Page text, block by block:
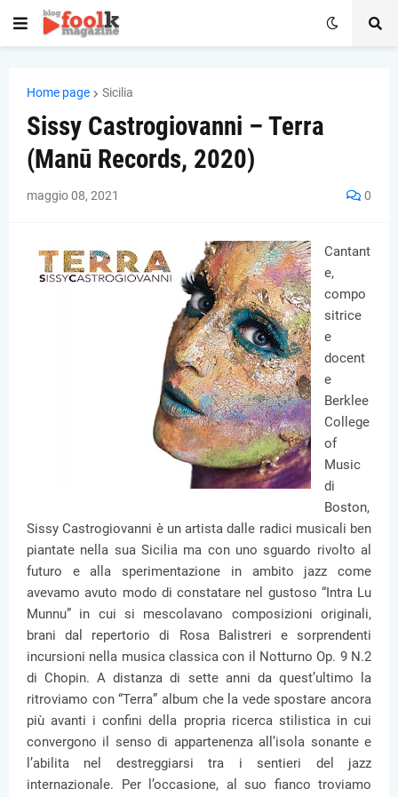
Home page Sicilia
Sissy Castrogiovanni – Terra
(Manū Records, 2020)
maggio 08, 2021 0
Cantant
e,
compo
sitrice
e
docent
e
Berklee
College
of
Music
di
Boston,
Sissy Castrogiovanni è un artista dalle radici musicali ben
piantate nella sua Sicilia ma con uno sguardo rivolto al
futuro e alla sperimentazione in ambito jazz come
avevamo avuto modo di constatare nel gustoso “Intra Lu
Munnu” in cui si mescolavano composizioni originali,
brani dal repertorio di Rosa Balistreri e sorprendenti
incursioni nella musica classica con il Notturno Op. 9 N.2
di Chopin. A distanza di sette anni da quest’ultimo la
ritroviamo con “Terra” album che la vede spostare ancora
più avanti i confini della propria ricerca stilistica in cui
convergono il senso di appartenenza all’isola sonante e
l’abilita nel destreggiarsi tra i sentieri del jazz
internazionale. Per l’occasione, al suo fianco troviamo